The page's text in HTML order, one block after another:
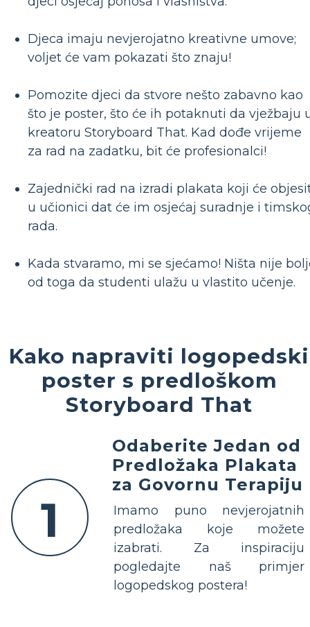
Djeca imaju nevjerojatno kreativne umove;
voljet će vam pokazati što znaju!
Pomozite djeci da stvore nešto zabavno kao
što je poster, što će ih potaknuti da vježbaju
kreatoru Storyboard That. Kad dođe vrijeme
za rad na zadatku, bit će profesionalci!
Zajednički rad na izradi plakata koji će
u učionici dat će im osjećaj suradnje i
rada.
Kada stvaramo, mi se sjećamo! Ništa nije
od toga da studenti ulažu u vlastito učenje.
Kako napraviti logopedski
poster s predloškom
Storyboard That
1
Odaberite Jedan od
Predložaka Plakata
za Govornu Terapiju
Imamo puno nevjerojatnih
predložaka koje možete
izabrati. Za inspiraciju
pogledajte naš primjer
logopedskog postera!